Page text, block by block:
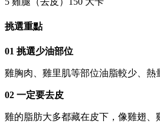
挑選重點
01 挑選少油部位
雞胸肉、雞里肌等部位油脂較少、熱
02 一定要去皮
雞的脂肪大多都藏在皮下，像雞翅、